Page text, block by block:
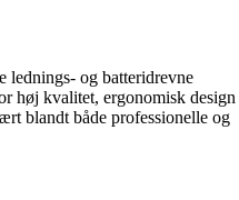
lednings- og batteridrevne
høj kvalitet, ergonomisk design
blandt både professionelle og